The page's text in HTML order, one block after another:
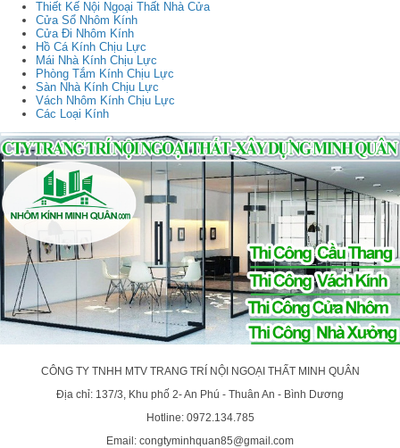
Thiết Kế Nội Ngoại Thất Nhà Cửa
Cửa Sổ Nhôm Kính
Cửa Đi Nhôm Kính
Hồ Cá Kính Chịu Lực
Mái Nhà Kính Chịu Lực
Phòng Tắm Kính Chịu Lực
Sàn Nhà Kính Chịu Lực
Vách Nhôm Kính Chịu Lực
Các Loại Kính
CÔNG TY TNHH MTV TRANG TRÍ NỘI NGOẠI THẤT MINH QUÂN
Địa chỉ: 137/3, Khu phố 2- An Phú - Thuân An - Bình Dương
Hotline: 0972.134.785
Email: congtyminhquan85@gmail.com